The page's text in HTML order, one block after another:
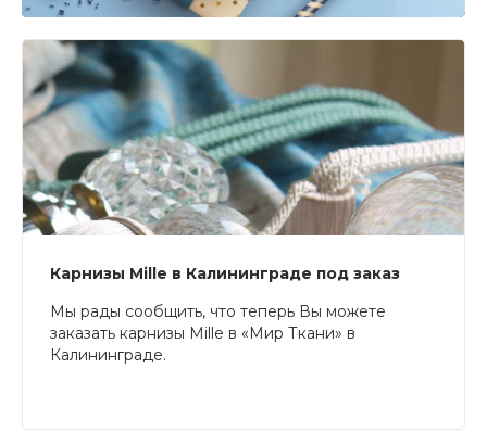
Карнизы Mille в Калининграде под заказ
Мы рады сообщить, что теперь Вы можете
заказать карнизы Mille в «Мир Ткани» в
Калининграде.